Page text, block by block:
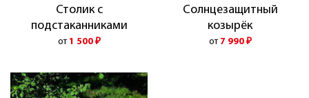
Столик с
подстаканниками
от 1 500 ₽
Солнцезащитный
козырёк
от 7 990 ₽